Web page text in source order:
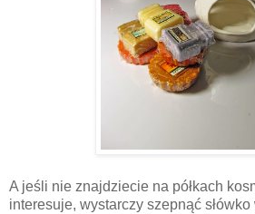
A jeśli nie znajdziecie na półkach
interesuje, wystarczy szepnąć słówko